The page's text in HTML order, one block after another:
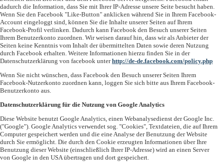
dadurch die Information, dass Sie mit Ihrer IP-Adresse unsere Seite besucht haben.
Wenn Sie den Facebook "Like-Button" anklicken während Sie in Ihrem Facebook-
Account eingeloggt sind, können Sie die Inhalte unserer Seiten auf Ihrem
Facebook-Profil verlinken. Dadurch kann Facebook den Besuch unserer Seiten
Ihrem Benutzerkonto zuordnen. Wir weisen darauf hin, dass wir als Anbieter der
Seiten keine Kenntnis vom Inhalt der übermittelten Daten sowie deren Nutzung
durch Facebook erhalten. Weitere Informationen hierzu finden Sie in der
Datenschutzerklärung von facebook unterhttp://de-de.facebook.com/policy.php
Wenn Sie nicht wünschen, dass Facebook den Besuch unserer Seiten Ihrem
Facebook-Nutzerkonto zuordnen kann, loggen Sie sich bitte aus Ihrem Facebook-
Benutzerkonto aus.
Datenschutzerklärung für die Nutzung von Google Analytics
Diese Website benutzt Google Analytics, einen Webanalysedienst der Google Inc.
("Google"). Google Analytics verwendet sog. "Cookies", Textdateien, die auf Ihrem
Computer gespeichert werden und die eine Analyse der Benutzung der Website
durch Sie ermöglicht. Die durch den Cookie erzeugten Informationen über Ihre
Benutzung dieser Website (einschließlich Ihrer IP-Adresse) wird an einen Server
von Google in den USA übertragen und dort gespeichert.